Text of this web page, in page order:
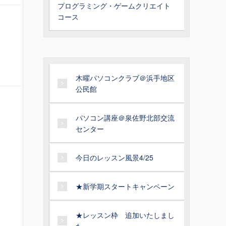
プログラミング・ゲームクリエイト
コース
木曜パソコンクラブ＠浜手地区
公民館
パソコン講座＠泉佐野北部交流
センター
今日のレッスン風景4/25
★新学期スタートキャンペーン
★レッスン枠 追加いたしまし